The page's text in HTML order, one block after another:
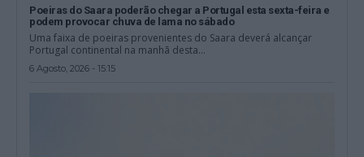
Poeiras do Saara poderão chegar a Portugal esta sexta-feira e
podem provocar chuva de lama no sábado
Uma faixa de poeiras provenientes do Saara deverá alcançar
Portugal continental na manhã desta...
6 Agosto, 2026 - 15:15